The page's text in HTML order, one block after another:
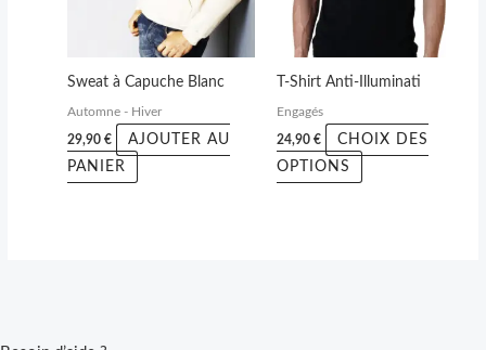
Sweat à Capuche Blanc
Automne - Hiver
29,90€
AJOUTER AU
PANIER
T-Shirt Anti-Illuminati
Engagés
24,90 €
CHOIX DES
OPTIONS
peuvent
choisies
sur
la